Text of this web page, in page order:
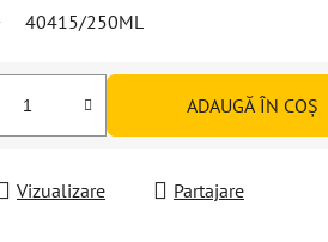
40415/250ML
ADAUGĂ ÎN COŞ
Vizualizare Partajare